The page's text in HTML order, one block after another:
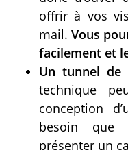
offrir à vos
mail. Vous
facilement et
Un tunnel de
technique
conception
besoin que
présenter un